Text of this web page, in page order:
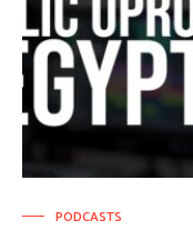
PODCASTS